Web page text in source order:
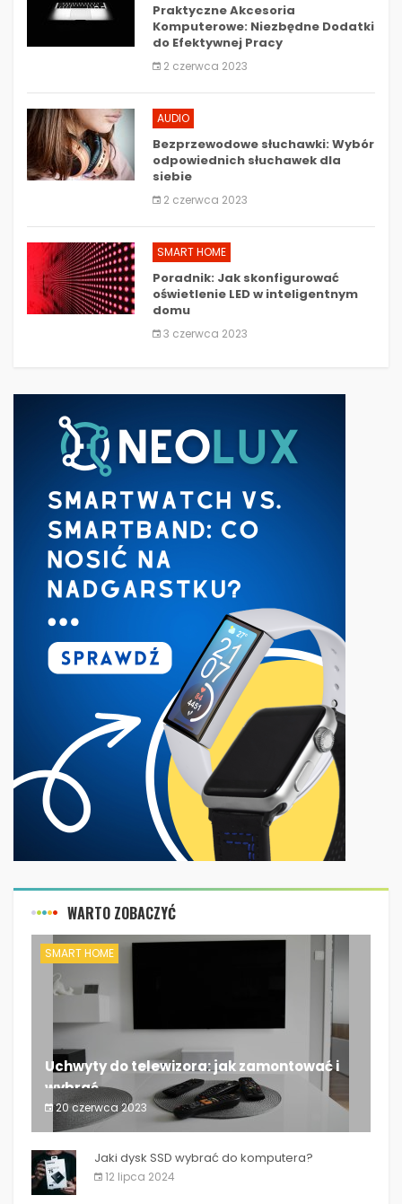
Praktyczne Akcesoria
Komputerowe: Niezbędne Dodatki
do Efektywnej Pracy
2 czerwca 2023
AUDIO
Bezprzewodowe słuchawki: Wybór
odpowiednich słuchawek dla
siebie
2 czerwca 2023
SMART HOME
Poradnik: Jak skonfigurować
oświetlenie LED w inteligentnym
domu
3 czerwca 2023
WARTO ZOBACZYĆ
SMART HOME
Uchwyty do telewizora: jak zamontować i
wybrać...
20 czerwca 2023
Uchwyty do telewizora: jak zamontować i wybrać...
Jaki dysk SSD wybrać do komputera?
12 lipca 2024